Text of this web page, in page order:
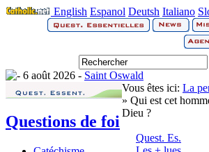
English Espanol Deutsh Italiano
6 août 2026 - Saint Oswald
Questions de foi
Vous êtes ici: La
» Qui est cet
Dieu ?
Quest. Es.